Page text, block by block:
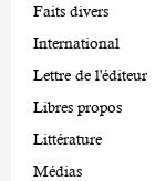
Faits divers
International
Lettre de l'éditeur
Libres propos
Littérature
Médias